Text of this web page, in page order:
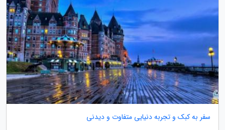
سفر به کبک و تجربه دنیایی متفاوت و دیدنی